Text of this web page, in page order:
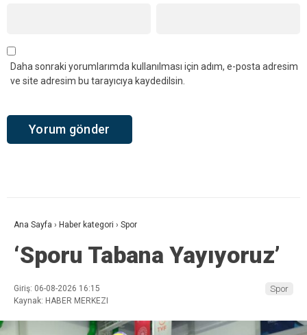
Daha sonraki yorumlarımda kullanılması için adım, e-posta adresim
ve site adresim bu tarayıcıya kaydedilsin.
Ana Sayfa › Haber kategori › Spor
‘Sporu Tabana Yayıyoruz’
Giriş: 06-08-2026 16:15
Kaynak: HABER MERKEZI
Spor